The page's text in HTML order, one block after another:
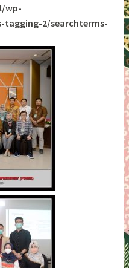
wp-
2/searchterms-